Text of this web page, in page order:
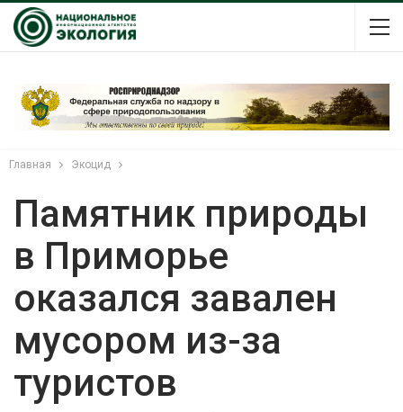
Главная Экоцид
Памятник природы
в Приморье
оказался завален
мусором из-за
туристов